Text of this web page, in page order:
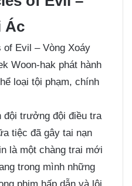
Ác
of Evil – Vòng Xoáy
Woon-hak phát hành
loại tội phạm, chính
đội trưởng đội điều tra
tiệc đã gây tai nạn
là một chàng trai mới
trong mình những